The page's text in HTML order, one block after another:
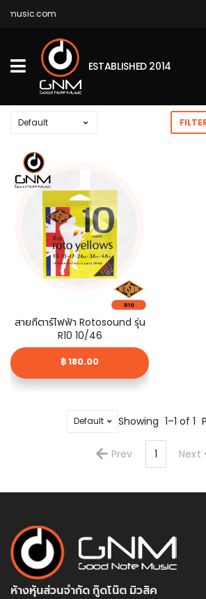
ESTABLISHED 2014
สายกีตาร์ไฟฟ้า Rotosound รุ่น
R10 10/46
฿ 180.00
Showing 1–1 of 1
Prev 1 Next
ห้างหุ้นส่วนจำกัด กู๊ดโน๊ต มิวสิค